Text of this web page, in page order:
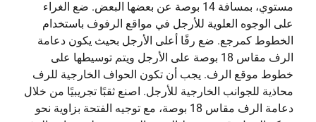
مستوي، بمسافة 14 بوصة عن بعضها البعض. ضع الغراء
على الوجوه العلوية للأرجل في مواقع الرفوف باستخدام
الخطوط كمرجع. ضع رفًا أعلى الأرجل بحيث يكون دعامة
الرف مقاس 18 بوصة على الأرجل ويتم توسيطها على
خطوط موقع الرف. يجب أن تكون الحواف الخارجية للرف
محاذية للجوانب الخارجية للأرجل. اصنع ثقبًا تجريبيًا من خلال
دعامة الرف مقاس 18 بوصة، مع توجيه الفتحة بزاوية نحو